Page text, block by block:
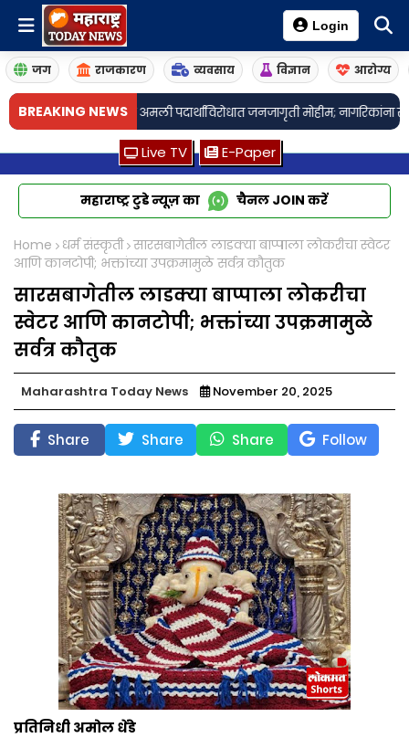
Login
जग राजकारण व्यवसाय विज्ञान आरोग्य
BREAKING NEWS
पोलिसांची अमली पदार्थांविरोधात जनजागृती मोहीम; नागरिकांना सहकार्याचे
Live TV E-Paper
महाराष्ट्र टुडे न्यूज़ का चैनल JOIN करें
Home धर्म संस्कृती सारसबागेतील लाडक्या बाप्पाला लोकरीचा स्वेटर
आणि कानटोपी; भक्तांच्या उपक्रमामुळे सर्वत्र कौतुक
सारसबागेतील लाडक्या बाप्पाला लोकरीचा
स्वेटर आणि कानटोपी; भक्तांच्या उपक्रमामुळे
सर्वत्र कौतुक
Maharashtra Today News November 20, 2025
Share Share Share Follow
प्रतिनिधी अमोल धेंडे